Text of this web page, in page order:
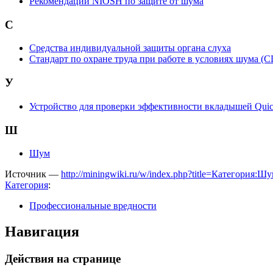
С
Средства индивидуальной защиты органа слуха
Стандарт по охране труда при работе в условиях шума
У
Устройство для проверки эффективности вкладышей
Ш
Шум
Источник — http://miningwiki.ru/w/
Категория:
Профессиональные вредности
Навигация
Действия на странице